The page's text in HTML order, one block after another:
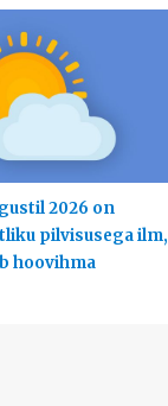
2026 on
pilvisusega ilm,
hoovihma